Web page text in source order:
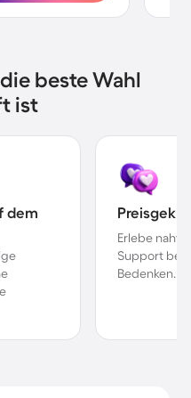
beste Wahl
ist
dem
Erlebe
Support bei
Bedenken.